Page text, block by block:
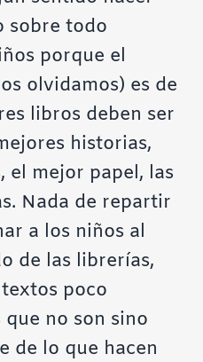
sobre todo
porque el
olvidamos) es de
libros deben ser
historias,
el mejor papel, las
Nada de repartir
a los niños al
de las librerías,
poco
no son sino
de lo que hacen